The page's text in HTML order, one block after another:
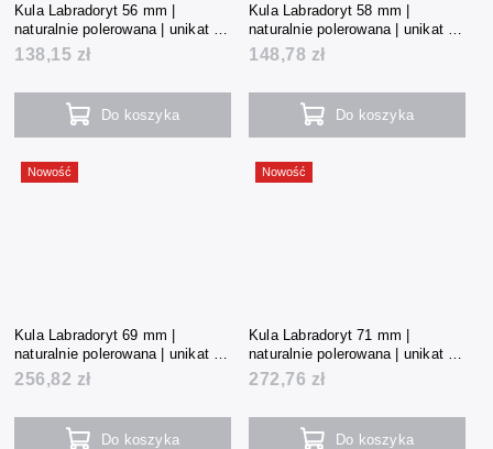
Kula Labradoryt 56 mm |
naturalnie polerowana | unikat |
258 g | Madagaskar
138,15 zł
Do koszyka
Kula Labradoryt 58 mm |
naturalnie polerowana | unikat |
278 g | Madagaskar
148,78 zł
Do koszyka
Nowość
Kula Labradoryt 69 mm |
naturalnie polerowana | unikat |
481 g | Madagaskar
256,82 zł
Do koszyka
Nowość
Kula Labradoryt 71 mm |
naturalnie polerowana | unikat |
512 g | Madagaskar
272,76 zł
Do koszyka